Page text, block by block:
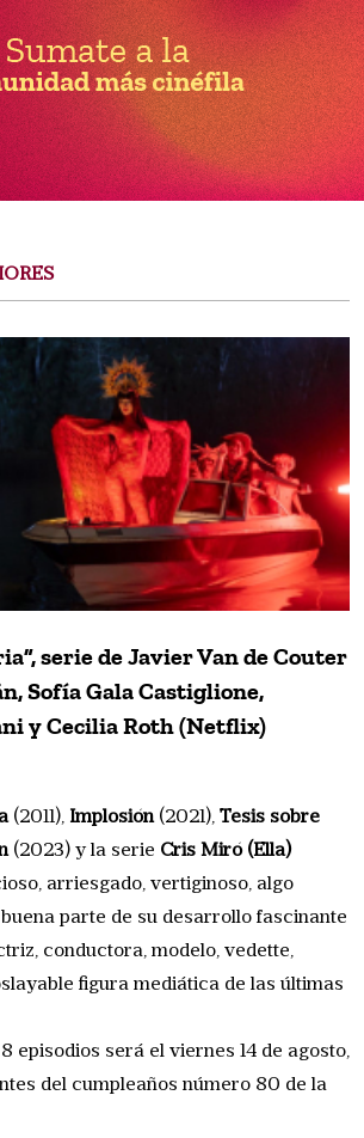
serie de Javier Van de Couter
Sofía Gala Castiglione,
y Cecilia Roth (Netflix)
(2011), Implosión(2021), Tesis sobre
(2023) y la serie Cris Miró (Ella)
arriesgado, vertiginoso, algo
parte de su desarrollo fascinante
conductora, modelo, vedette,
figura mediática de las últimas
episodios será el viernes 14 de agosto,
del cumpleaños número 80 de la